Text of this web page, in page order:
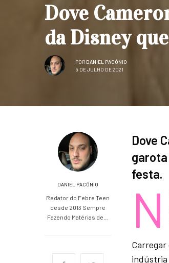
Dove
da Disney
POR DANIEL PACÔNIO
5 DE JULHO DE 2021
DANIEL PACÔNIO
Redator do Febre Teen
desde 2013 Sempre
Fazendo Matérias de…
Dove
garota
festa.
N
Carregar
indústria